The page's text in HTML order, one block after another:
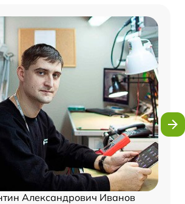
Александрович Иванов